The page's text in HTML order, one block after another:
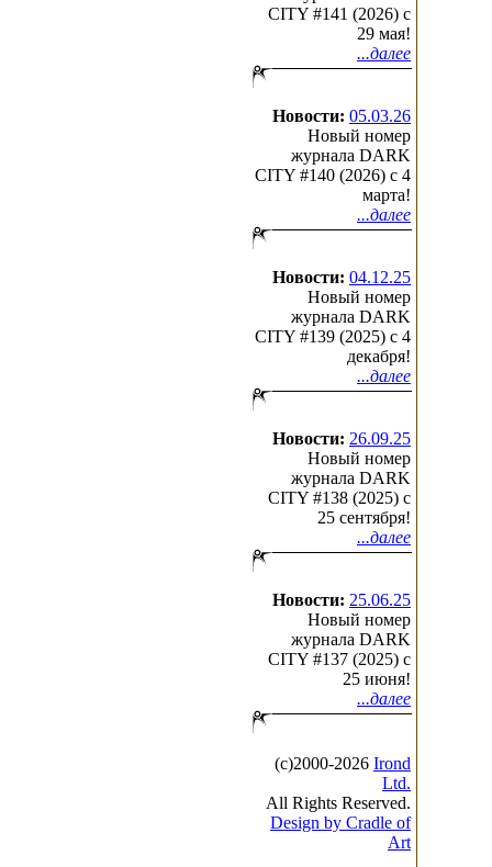
CITY #141 (2026) c
29 мая!
...далее
Новости: 05.03.26
Новый номер
журнала DARK
CITY #140 (2026) c 4
марта!
...далее
Новости: 04.12.25
Новый номер
журнала DARK
CITY #139 (2025) c 4
декабря!
...далее
Новости: 26.09.25
Новый номер
журнала DARK
CITY #138 (2025) c
25 сентября!
...далее
Новости: 25.06.25
Новый номер
журнала DARK
CITY #137 (2025) c
25 июня!
...далее
(с)2000-2026 Irond
Ltd.
All Rights Reserved.
Design by Cradle of
Art